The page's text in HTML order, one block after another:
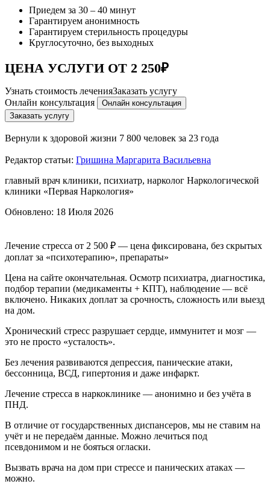
Приедем за 30 – 40 минут
Гарантируем анонимность
Гарантируем стерильность процедуры
Круглосуточно, без выходных
ЦЕНА УСЛУГИ ОТ 2 250₽
Узнать стоимость леченияЗаказать услугу
Онлайн консультация
Онлайн консультация
Заказать услугу
Вернули к здоровой жизни 7 800 человек за 23 года
Редактор статьи: Гришина Маргарита Васильевна
главный врач клиники, психиатр, нарколог Наркологической
клиники «Первая Наркология»
Обновлено: 18 Июля 2026
Лечение стресса от 2 500 ₽ — цена фиксирована, без скрытых
доплат за «психотерапию», препараты»
Цена на сайте окончательная. Осмотр психиатра, диагностика,
подбор терапии (медикаменты + КПТ), наблюдение — всё
включено. Никаких доплат за срочность, сложность или выезд
на дом.
Хронический стресс разрушает сердце, иммунитет и мозг —
это не просто «усталость».
Без лечения развиваются депрессия, панические атаки,
бессонница, ВСД, гипертония и даже инфаркт.
Лечение стресса в наркоклинике — анонимно и без учёта в
ПНД.
В отличие от государственных диспансеров, мы не ставим на
учёт и не передаём данные. Можно лечиться под
псевдонимом и не бояться огласки.
Вызвать врача на дом при стрессе и панических атаках —
можно.